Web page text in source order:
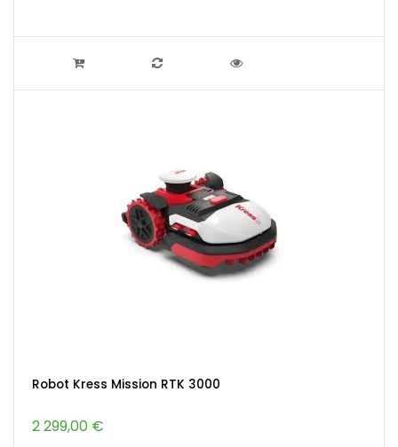
Robot Kress Mission RTK 3000
2 299,00 €